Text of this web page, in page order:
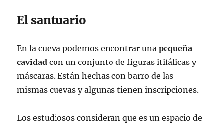
El santuario
En la cueva podemos encontrar unapequeña
cavidad con un conjunto de figuras itifálicas y
máscaras. Están hechas con barro de las
mismas cuevas y algunas tienen inscripciones.
Los estudiosos consideran que es un espacio de